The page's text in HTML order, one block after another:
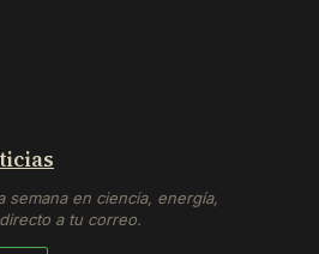
semana en ciencia, energía,
a tu correo.